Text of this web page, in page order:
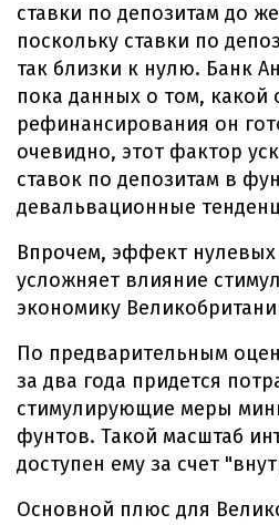
ставки по депозитам до
поскольку ставки по
так близки к нулю. Банк
пока данных о том, какой
рефинансирования он
очевидно, этот фактор
ставок по депозитам в
девальвационные
Впрочем, эффект нулевых
усложняет влияние
экономику
По предварительным
за два года придется
стимулирующие меры
фунтов. Такой масштаб
доступен ему за счет
Основной плюс для